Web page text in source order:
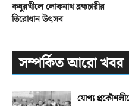
কধুরখীলে লোকনাথ ব্রহ্মচারীর
তিরোধান উৎসব
সম্পর্কিত আরো খবর
যোগ্য